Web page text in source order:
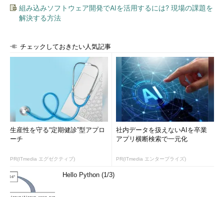
組み込みソフトウェア開発でAIを活用するには? 現場の課題を
解決する方法
チェックしておきたい人気記事
生産性を守る“定期健診”型アプロ
ーチ
PR(ITmedia エグゼクティブ)
社内データを扱えないAIを卒業
アプリ横断検索で一元化
PR(ITmedia エンタープライズ)
Hello Python (1/3)